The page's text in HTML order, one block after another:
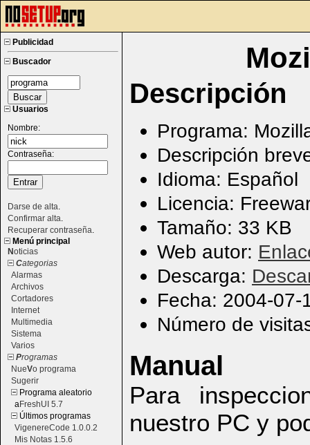
Publicidad
Buscador
Usuarios
Nombre:
Contraseña:
Darse de alta
Confirmar alta
Recuperar contraseña
Menú principal
Noticias
Categorias
Alarmas
Archivos
Cortadores
Internet
Multimedia
Sistema
Varios
Programas
NueVo programa
Sugerir
Programa aleatorio
aFreshUI 5.7
Últimos programas
VigenereCode 1.0.0.2
Mis Notas 1.5.6
Descripción
Programa:
Descripción
Idioma: Español
Licencia:
Tamaño: 33 KB
Web autor:
Descarga:
Fecha: 2004-07-
Número de
Manual
Para
nuestro PC y